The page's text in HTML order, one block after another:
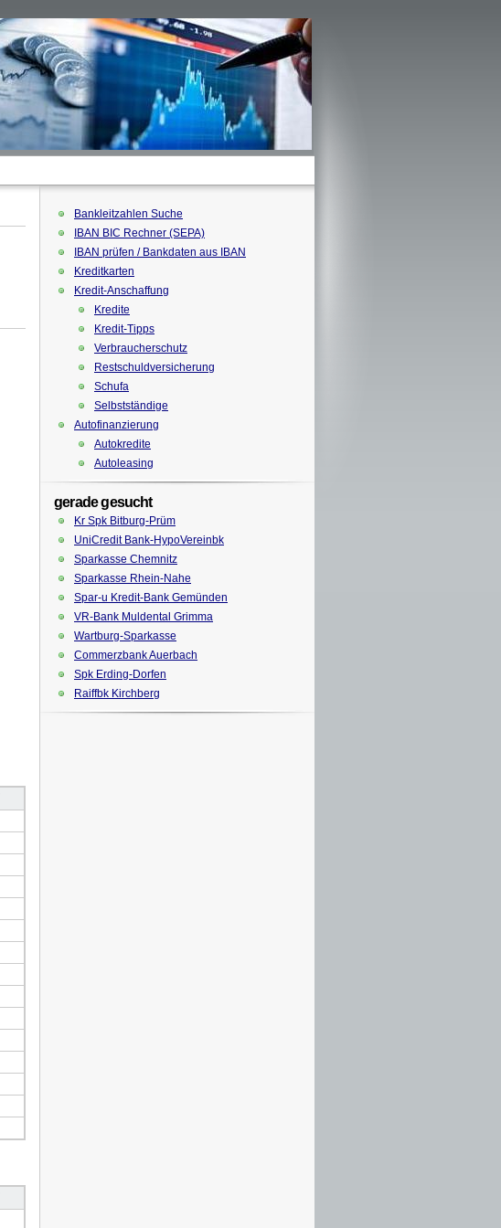
Bankleitzahlen Suche
IBAN BIC Rechner (SEPA)
IBAN prüfen / Bankdaten aus IBAN
Kreditkarten
Kredit-Anschaffung
Kredite
Kredit-Tipps
Verbraucherschutz
Restschuldversicherung
Schufa
Selbstständige
Autofinanzierung
Autokredite
Autoleasing
gerade gesucht
Kr Spk Bitburg-Prüm
UniCredit Bank-HypoVereinbk
Sparkasse Chemnitz
Sparkasse Rhein-Nahe
Spar-u Kredit-Bank Gemünden
VR-Bank Muldental Grimma
Wartburg-Sparkasse
Commerzbank Auerbach
Spk Erding-Dorfen
Raiffbk Kirchberg